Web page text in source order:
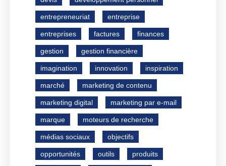
entrepreneuriat entreprise
entreprises factures finances
gestion gestion financière
imagination innovation inspiration
marché marketing de contenu
marketing digital marketing par e-mail
marque moteurs de recherche
médias sociaux objectifs
opportunités outils produits